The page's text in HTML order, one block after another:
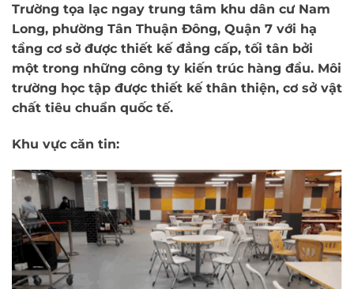
Trường tọa lạc ngay trung tâm khu dân cư Nam
Long, phường Tân Thuận Đông, Quận 7 với hạ
tầng cơ sở được thiết kế đẳng cấp, tối tân bởi
một trong những công ty kiến ​​trúc hàng đầu. Môi
trường học tập được thiết kế thân thiện, cơ sở vật
chất tiêu chuẩn quốc tế.
Khu vực căn tin: